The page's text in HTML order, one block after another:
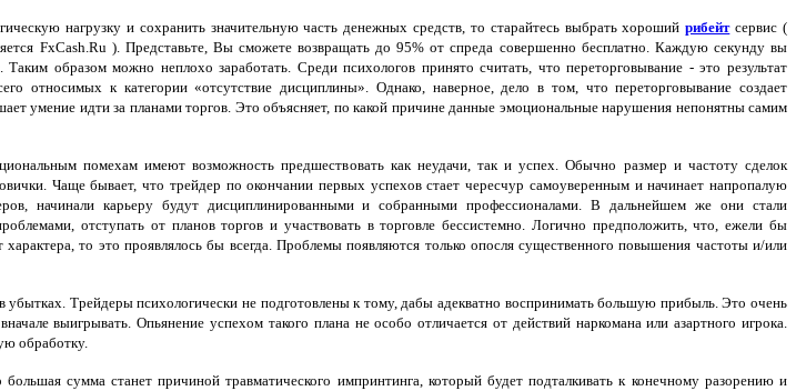
нагрузку и сохранить значительную часть денежных средств, то старайтесь выбрать хорошийрибейтсервис (
FxCash.Ru ). Представьте, Вы сможете возвращать до 95% от спреда совершенно бесплатно. Каждую секунду вы
образом можно неплохо заработать. Среди психологов принято считать, что переторговывание - это результат
относимых к категории «отсутствие дисциплины». Однако, наверное, дело в том, что переторговывание создает
умение идти за планами торгов. Это объясняет, по какой причине данные эмоциональные нарушения непонятны самим
помехам имеют возможность предшествовать как неудачи, так и успех. Обычно размер и частоту сделок
Чаще бывает, что трейдер по окончании первых успехов стает чересчур самоуверенным и начинает напропалую
начинали карьеру будут дисциплинированными и собранными профессионалами. В дальнейшем же они стали
отступать от планов торгов и участвовать в торговле бессистемно. Логично предположить, что, ежели бы
характера, то это проявлялось бы всегда. Проблемы появляются только опосля существенного повышения частоты и/или
Трейдеры психологически не подготовлены к тому, дабы адекватно воспринимать большую прибыль. Это очень
выигрывать. Опьянение успехом такого плана не особо отличается от действий наркомана или азартного игрока.
обработку.
сумма станет причиной травматического импринтинга, который будет подталкивать к конечному разорению и